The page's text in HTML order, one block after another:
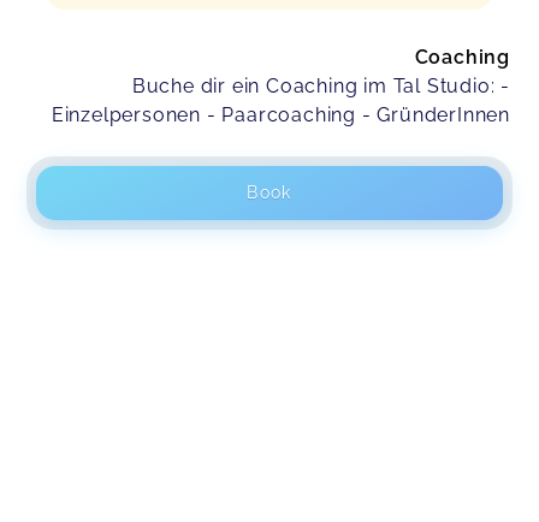
Coaching
Buche dir ein Coaching im Tal Studio: -
Einzelpersonen - Paarcoaching - GründerInnen
Book